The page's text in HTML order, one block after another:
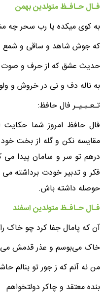
فـال حـافـظ متولدین بهمن
به کوی میکده یا رب سحر چه
که جوش شاهد و ساقی و شمع
حدیث عشق که از حرف و
به ناله دف و نی در خروش و
تـعـبـیـر فال حافظ:
فال حافظ امروز شما حکایت
مقایسه نکن و گله از بخت
درهم تو سر و سامان پیدا
فکر و تدبیر خودت برداشته
حوصله داشته باش.
فـال حـافـظ متولدین اسفند
آن که پامال جفا کرد چو خاک
خاک می‌بوسم و عذر قدمش
من نه آنم که ز جور تو بنالم
بنده معتقد و چاکر دولتخواهم